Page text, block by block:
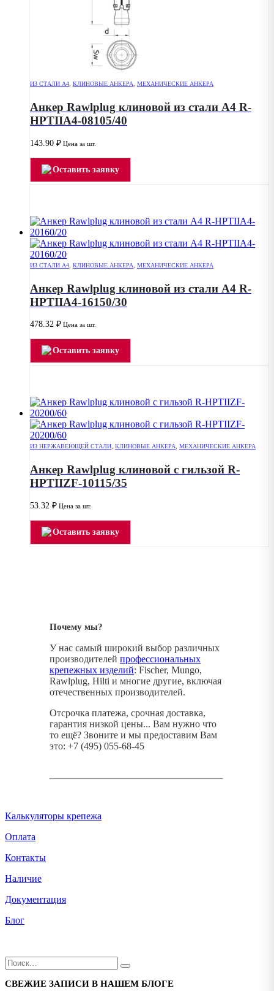
ИЗ СТАЛИ А4, КЛИНОВЫЕ АНКЕРА, МЕХАНИЧЕСКИЕ АНКЕРА
Анкер Rawlplug клиновой из стали А4 R-
HPTIIA4-08105/40
143.90 ₽ Цена за шт.
Оставить заявку
ИЗ СТАЛИ А4 КЛИНОВЫЕ АНКЕРА МЕХАНИЧЕСКИЕ АНКЕРА
Анкер Rawlplug клиновой из стали А4 R-
HPTIIA4-16150/30
478.32 ₽ Цена за шт.
Оставить заявку
ИЗ НЕРЖАВЕЮЩЕЙ СТАЛИ, КЛИНОВЫЕ АНКЕРА, МЕХАНИЧЕСКИЕ АНКЕРА
Анкер Rawlplug клиновой с гильзой R-
HPTIIZF-10115/35
53.32 ₽ Цена за шт.
Оставить заявку
Почему мы?
У нас самый широкий выбор различных
производителей профессиональных
крепежных изделий: Fischer, Mungo,
Rawlplug, Hilti и многие другие, включая
отечественных производителей.
Отсрочка платежа, срочная доставка,
гарантия низкой цены... Вам нужно что
то ещё? Звоните и мы предоставим Вам
это: +7 (495) 055-68-45
Калькуляторы крепежа
Оплата
Контакты
Наличие
Документация
Блог
СВЕЖИЕ ЗАПИСИ В НАШЕМ БЛОГЕ